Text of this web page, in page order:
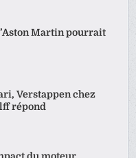
Martin pourrait
Verstappen chez
répond